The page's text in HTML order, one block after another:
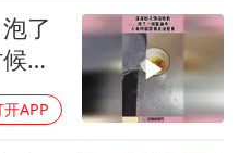
了
馋
开APP